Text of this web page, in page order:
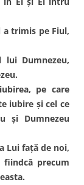
a trimis pe Fiul,
Dumnezeu,
pe care
iubire şi cel ce
şi Dumnezeu
Lui faţă de noi,
precum